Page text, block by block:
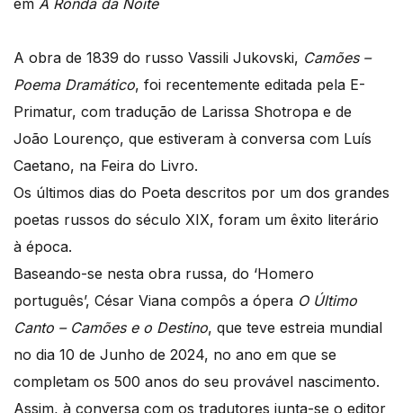
A obra de 1839 do russo Vassili Jukovski, Camões –
Poema Dramático, foi recentemente editada pela E-
Primatur, com tradução de Larissa Shotropa e de
João Lourenço, que estiveram à conversa com Luís
Caetano, na Feira do Livro.
Os últimos dias do Poeta descritos por um dos grandes
poetas russos do século XIX, foram um êxito literário
à época.
Baseando-se nesta obra russa, do ‘Homero
português’, César Viana compôs a ópera O Último
Canto – Camões e o Destino, que teve estreia mundial
no dia 10 de Junho de 2024, no ano em que se
completam os 500 anos do seu provável nascimento.
Assim, à conversa com os tradutores junta-se o editor